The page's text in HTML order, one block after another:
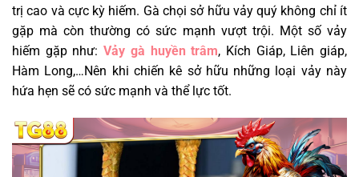
trị cao và cực kỳ hiếm. Gà chọi sở hữu vảy quý không chỉ ít
gặp mà còn thường có sức mạnh vượt trội. Một số vảy
hiếm gặp như:Vảy gà huyền trâm, Kích Giáp, Liên giáp,
Hàm Long,…Nên khi chiến kê sở hữu những loại vảy này
hứa hẹn sẽ có sức mạnh và thể lực tốt.